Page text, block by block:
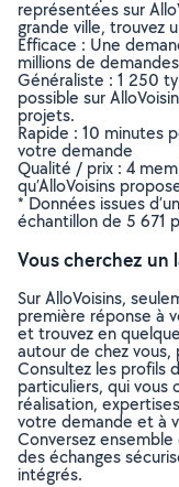
représentées sur
grande ville, trouvez
Efficace : Une
millions de
Généraliste : 1 250
possible sur
projets.
Rapide : 10 minutes
votre demande
Qualité / prix : 4
qu’AlloVoisins
* Données issues
échantillon de 5 671
Vous cherchez un
Sur AlloVoisins,
première réponse à
et trouvez en
autour de chez
Consultez les profils
particuliers, qui
réalisation,
votre demande et à
Conversez
des échanges
intégrés.